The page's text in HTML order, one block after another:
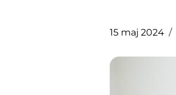
15 maj 2024